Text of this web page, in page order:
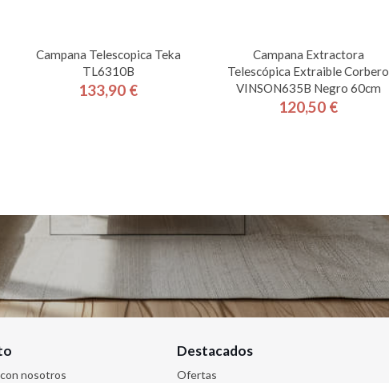
Campana Telescopica Teka
TL6310B
Precio
133,90 €
Campana Extractora
Telescópica Extraible Corbero
VINSON635B Negro 60cm
Precio
120,50 €
nosotros
Destacados
Ofertas